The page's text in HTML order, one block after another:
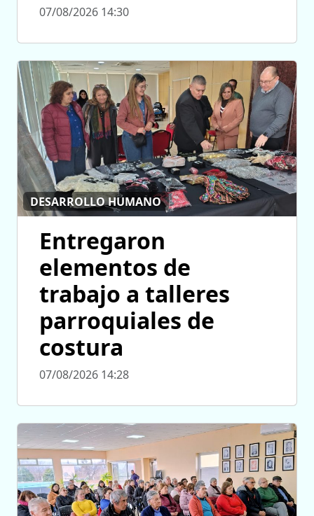
07/08/2026 14:30
DESARROLLO HUMANO
Entregaron
elementos de
trabajo a talleres
parroquiales de
costura
07/08/2026 14:28